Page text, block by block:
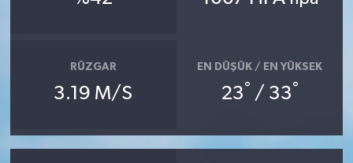
RÜZGAR
3.19 M/S
EN DÜŞÜK / EN YÜKSEK
23° / 33°